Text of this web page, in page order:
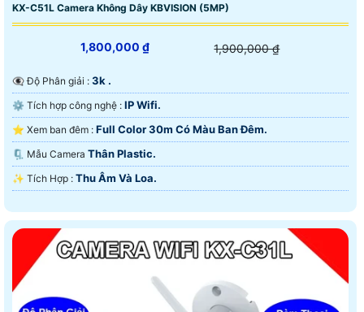
KX-C51L Camera Không Dây KBVISION (5MP)
1,800,000 ₫ 1,900,000 ₫
👁️‍🗨 Độ Phân giải : 3k .
⚙ Tích hợp công nghệ : IP Wifi.
⭐ Xem ban đêm : Full Color 30m Có Màu Ban Ðêm.
🗜️ Mẫu Camera Thân Plastic.
️✨ Tích Hợp : Thu Âm Và Loa.